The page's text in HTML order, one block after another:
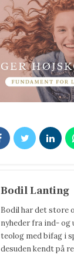
Bodil Lanting
Bodil har det store
nyheder fra ind- og
teolog med bifag i
desuden kendt på